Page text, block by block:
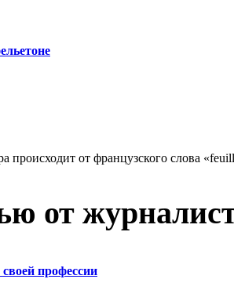
происходит от французского слова
от
профессии